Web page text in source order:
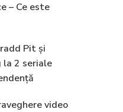
– Ce este
Pit și
la 2 seriale
video